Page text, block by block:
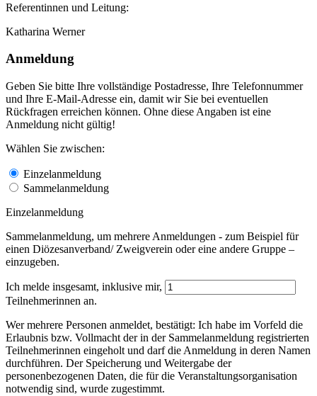
Referentinnen und Leitung:
Katharina Werner
Anmeldung
Geben Sie bitte Ihre vollständige Postadresse, Ihre Telefonnummer
und Ihre E-Mail-Adresse ein, damit wir Sie bei eventuellen
Rückfragen erreichen können. Ohne diese Angaben ist eine
Anmeldung nicht gültig!
Wählen Sie zwischen:
Einzelanmeldung
Sammelanmeldung
Einzelanmeldung
Sammelanmeldung, um mehrere Anmeldungen - zum Beispiel für
einen Diözesanverband/ Zweigverein oder eine andere Gruppe –
einzugeben.
Ich melde insgesamt, inklusive mir,
Teilnehmerinnen an.
Wer mehrere Personen anmeldet, bestätigt: Ich habe im Vorfeld die
Erlaubnis bzw. Vollmacht der in der Sammelanmeldung registrierten
Teilnehmerinnen eingeholt und darf die Anmeldung in deren Namen
durchführen. Der Speicherung und Weitergabe der
personenbezogenen Daten, die für die Veranstaltungsorganisation
notwendig sind, wurde zugestimmt.